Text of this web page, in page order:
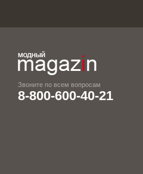
Звоните по всем вопросам
8-800-600-40-21